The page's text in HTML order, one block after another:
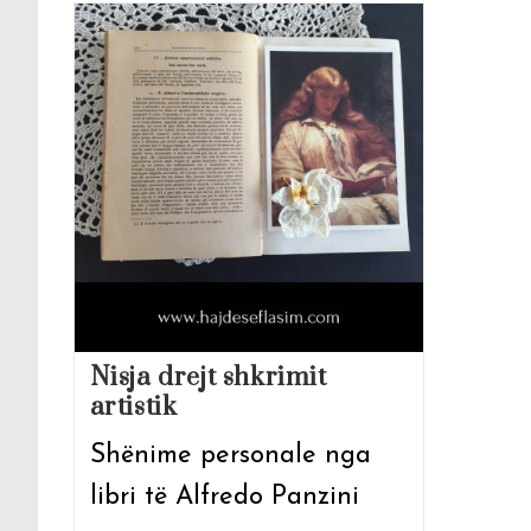
Nisja drejt shkrimit
artistik
Shënime personale nga
libri të Alfredo Panzini